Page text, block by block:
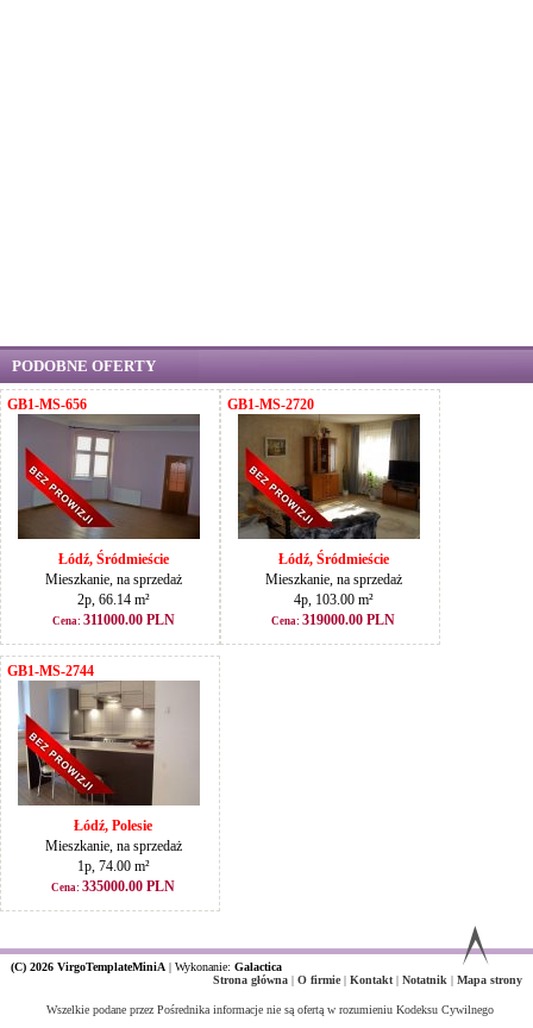
PODOBNE OFERTY
GB1-MS-656
Łódź, Śródmieście
Mieszkanie, na sprzedaż
2p, 66.14 m²
Cena: 311000.00 PLN
GB1-MS-2720
Łódź, Śródmieście
Mieszkanie, na sprzedaż
4p, 103.00 m²
Cena: 319000.00 PLN
GB1-MS-2744
Łódź, Polesie
Mieszkanie, na sprzedaż
1p, 74.00 m²
Cena: 335000.00 PLN
(C) 2026 VirgoTemplateMiniA| Wykonanie: Galactica
Strona główna|O firmie|Kontakt|Notatnik|Mapa strony
Wszelkie podane przez Pośrednika informacje nie są ofertą w rozumieniu Kodeksu Cywilnego